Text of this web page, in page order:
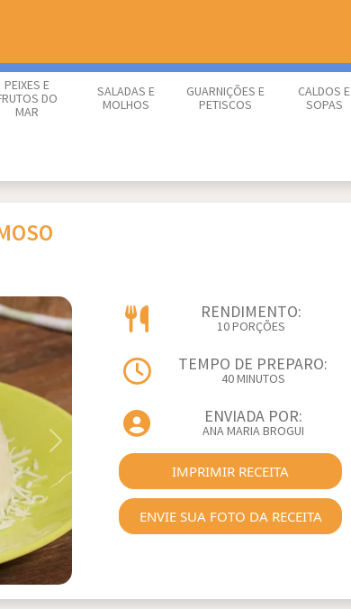
PEIXES E
DO
MAR
SALADAS E
MOLHOS
GUARNIÇÕES E
PETISCOS
CALDOS E
SOPAS
Next
RENDIMENTO:
10 PORÇÕES
TEMPO DE PREPARO:
40 MINUTOS
ENVIADA POR:
ANA MARIA BROGUI
IMPRIMIR RECEITA
ENVIE SUA FOTO DA RECEITA